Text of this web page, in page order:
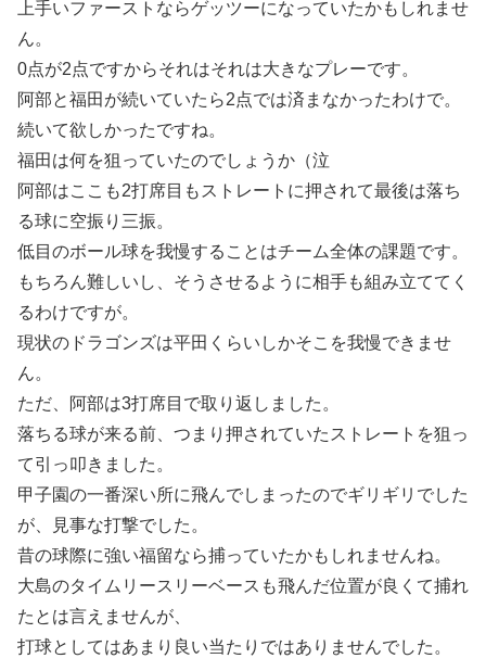
上手いファーストならゲッツーになっていたかもしれませ
ん。
0点が2点ですからそれはそれは大きなプレーです。
阿部と福田が続いていたら2点では済まなかったわけで。
続いて欲しかったですね。
福田は何を狙っていたのでしょうか（泣
阿部はここも2打席目もストレートに押されて最後は落ち
る球に空振り三振。
低目のボール球を我慢することはチーム全体の課題です。
もちろん難しいし、そうさせるように相手も組み立ててく
るわけですが。
現状のドラゴンズは平田くらいしかそこを我慢できませ
ん。
ただ、阿部は3打席目で取り返しました。
落ちる球が来る前、つまり押されていたストレートを狙っ
て引っ叩きました。
甲子園の一番深い所に飛んでしまったのでギリギリでした
が、見事な打撃でした。
昔の球際に強い福留なら捕っていたかもしれませんね。
大島のタイムリースリーベースも飛んだ位置が良くて捕れ
たとは言えませんが、
打球としてはあまり良い当たりではありませんでした。